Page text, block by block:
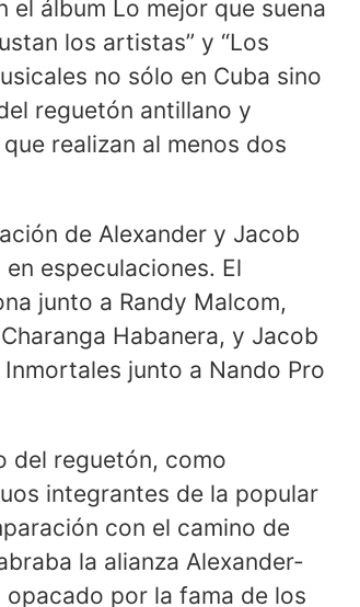
álbum Lo mejor que suena
los artistas” y “Los
no sólo en Cuba sino
reguetón antillano y
realizan al menos dos
de Alexander y Jacob
especulaciones. El
junto a Randy Malcom,
Habanera, y Jacob
junto a Nando Pro
del reguetón, como
integrantes de la popular
con el camino de
la alianza Alexander-
por la fama de los